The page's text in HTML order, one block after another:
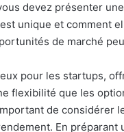
devez présenter
unique et comment
de marché
pour les startups,
flexibilité que les
de considérer
En préparant